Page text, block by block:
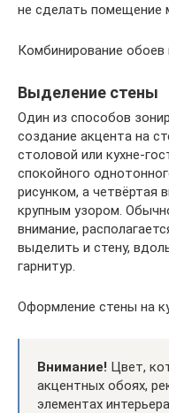
не сделать помещение
Комбинирование обоев
Выделение стены
Один из способов
создание акцента на
столовой или кухне-
спокойного
рисунком, а четвёртая
крупным узором.
внимание,
выделить и стену,
гарнитур.
Оформление стены на
Внимание! Цвет,
акцентных обоях,
элементах